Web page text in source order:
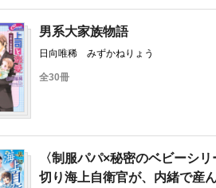
男系大家族物語
日向唯稀 みずかねりょう
全30冊
〈制服パパ×秘密のベビーシ
切り海上自衛官が、内緒で産